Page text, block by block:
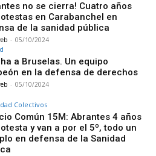
no se cierra! Cuatro años
en Carabanchel en
de la sanidad pública
- 05/10/2024
a Bruselas. Un equipo
en la defensa de derechos
- 05/10/2024
Colectivos
Común 15M: Abrantes 4 años
y van a por el 5º, todo un
en defensa de la Sanidad